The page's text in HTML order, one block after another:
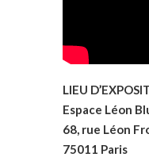
LIEU
Espace Léon
68, rue Léon
75011 Paris